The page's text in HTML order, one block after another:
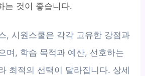
는 것이 좋습니다.
, 시원스쿨은 각각 고유한 강점과
며, 학습 목적과 예산, 선호하는
최적의 선택이 달라집니다. 상세